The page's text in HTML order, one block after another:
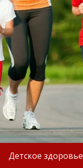
Детское здоровье